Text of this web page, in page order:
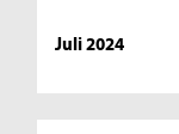
Juli 2024